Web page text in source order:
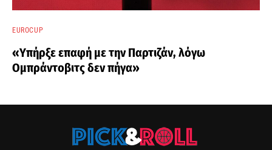
EUROCUP
«Υπήρξε επαφή με την Παρτιζάν, λόγω
Ομπράντοβιτς δεν πήγα»